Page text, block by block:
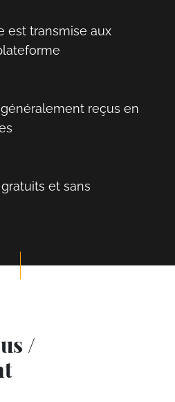
est transmise aux
reçus en
et sans
/